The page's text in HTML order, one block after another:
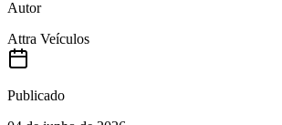
Autor
Attra Veículos
Publicado